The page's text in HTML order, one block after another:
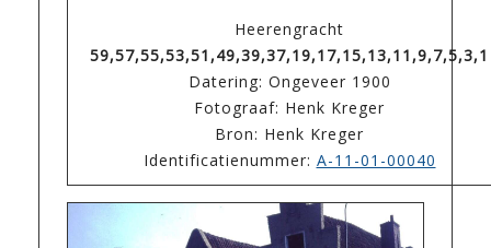
Heerengracht
59,57,55,53,51,49,39,37,19,17,15,13,11,9,7,5,3,1
Datering: Ongeveer 1900
Fotograaf: Henk Kreger
Bron: Henk Kreger
Identificatienummer: A-11-01-00040